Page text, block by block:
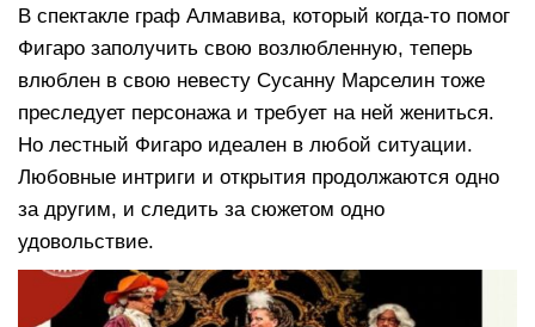
В спектакле граф Алмавива, который когда-то помог
Фигаро заполучить свою возлюбленную, теперь
влюблен в свою невесту Сусанну Марселин тоже
преследует персонажа и требует на ней жениться.
Но лестный Фигаро идеален в любой ситуации.
Любовные интриги и открытия продолжаются одно
за другим, и следить за сюжетом одно
удовольствие.